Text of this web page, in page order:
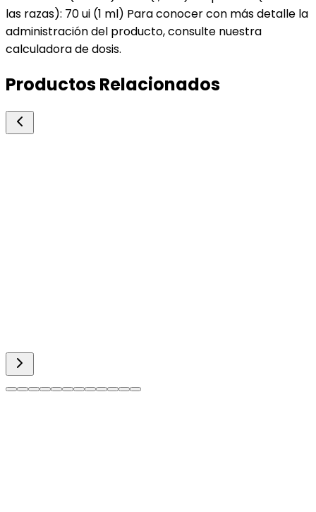
las razas): 70 ui (1 ml) Para conocer con más detalle la
administración del producto, consulte nuestra
calculadora de dosis.
Productos Relacionados